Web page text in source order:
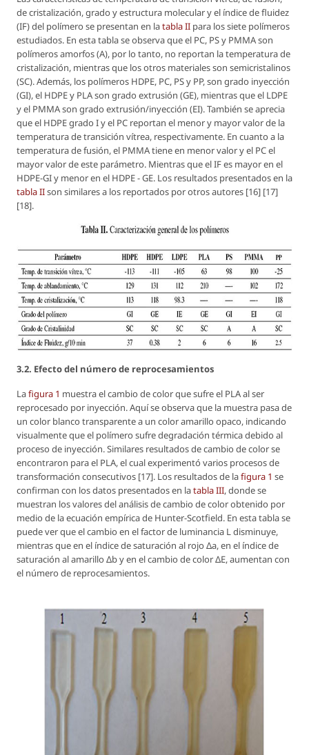
de cristalización, grado y estructura molecular y el índice de fluidez
(IF) del polímero se presentan en latabla II para los siete polímeros
estudiados. En esta tabla se observa que el PC, PS y PMMA son
polímeros amorfos (A), por lo tanto, no reportan la temperatura de
cristalización, mientras que los otros materiales son semicristalinos
(SC). Además, los polímeros HDPE, PC, PS y PP, son grado inyección
(GI), el HDPE y PLA son grado extrusión (GE), mientras que el LDPE
y el PMMA son grado extrusión/inyección (EI). También se aprecia
que el HDPE grado I y el PC reportan el menor y mayor valor de la
temperatura de transición vítrea, respectivamente. En cuanto a la
temperatura de fusión, el PMMA tiene en menor valor y el PC el
mayor valor de este parámetro. Mientras que el IF es mayor en el
HDPE-GI y menor en el HDPE - GE. Los resultados presentados en la
tabla IIson similares a los reportados por otros autores [16] [17]
[18].
3.2. Efecto del número de reprocesamientos
Lafigura 1 muestra el cambio de color que sufre el PLA al ser
reprocesado por inyección. Aquí se observa que la muestra pasa de
un color blanco transparente a un color amarillo opaco, indicando
visualmente que el polímero sufre degradación térmica debido al
proceso de inyección. Similares resultados de cambio de color se
encontraron para el PLA, el cual experimentó varios procesos de
transformación consecutivos [17]. Los resultados de lafigura 1 se
confirman con los datos presentados en latabla III, donde se
muestran los valores del análisis de cambio de color obtenido por
medio de la ecuación empírica de Hunter-Scotfield. En esta tabla se
puede ver que el cambio en el factor de luminancia L disminuye,
mientras que en el índice de saturación al rojo Δa, en el índice de
saturación al amarillo Δb y en el cambio de color ΔE, aumentan con
el número de reprocesamientos.